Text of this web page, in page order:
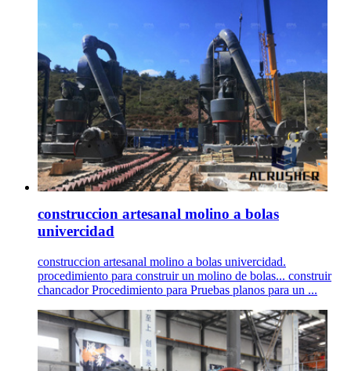
construccion artesanal molino a bolas
univercidad
construccion artesanal molino a bolas univercidad.
procedimiento para construir un molino de bolas... construir
chancador Procedimiento para Pruebas planos para un ...